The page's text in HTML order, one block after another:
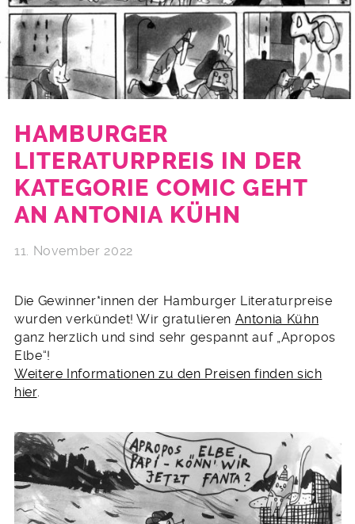
HAMBURGER
LITERATURPREIS IN DER
KATEGORIE COMIC GEHT
AN ANTONIA KÜHN
11. November 2022
Die Gewinner*innen der Hamburger Literaturpreise
wurden verkündet! Wir gratulieren Antonia Kühn
ganz herzlich und sind sehr gespannt auf „Apropos
Elbe“!
Weitere Informationen zu den Preisen finden sich
hier.